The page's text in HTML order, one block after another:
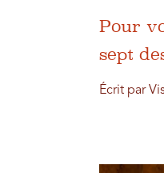
Pour
sept
Écrit par